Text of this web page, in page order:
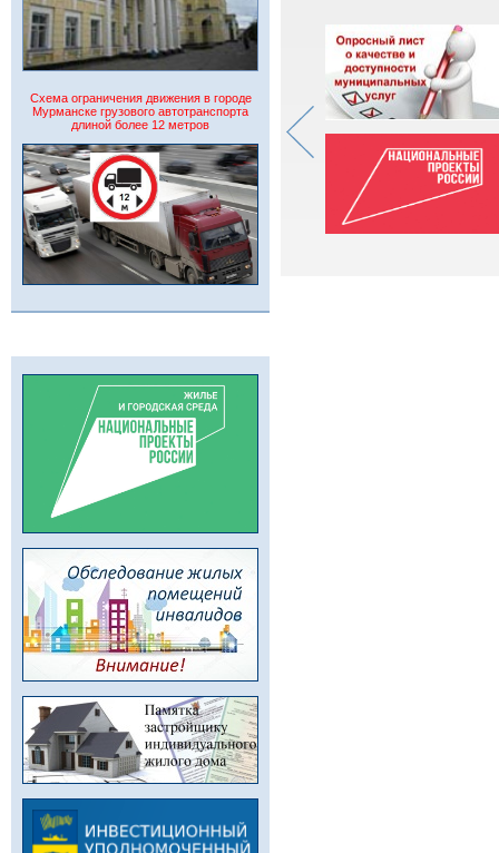
Схема ограничения движения в городе
Мурманске грузового автотранспорта
длиной более 12 метров